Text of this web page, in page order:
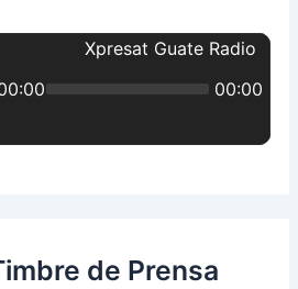
de Prensa